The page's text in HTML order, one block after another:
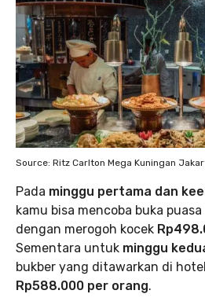
Source: Ritz Carlton Mega Kuningan
Pada minggu pertama dan
kamu bisa mencoba buka
dengan merogoh kocek
Sementara untuk minggu
bukber yang ditawarkan di
Rp588.000 per orang.